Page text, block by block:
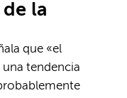
la
que «el
tendencia